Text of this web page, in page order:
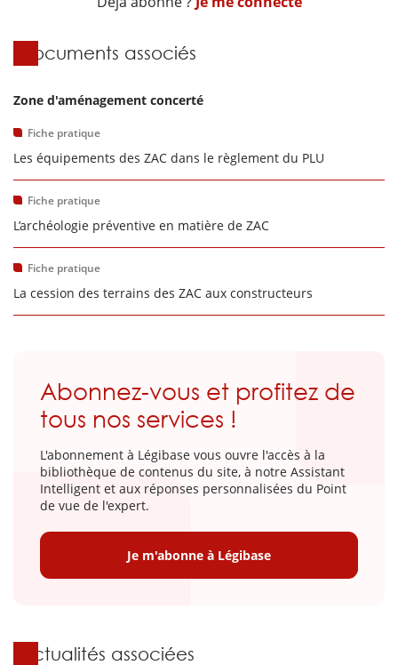
Documents associés
Zone d'aménagement concerté
Fiche pratique
Les équipements des ZAC dans le règlement du PLU
Fiche pratique
L’archéologie préventive en matière de ZAC
Fiche pratique
La cession des terrains des ZAC aux constructeurs
Abonnez-vous et profitez de
tous nos services !
L'abonnement à Légibase vous ouvre l'accès à la
bibliothèque de contenus du site, à notre Assistant
Intelligent et aux réponses personnalisées du Point
de vue de l'expert.
Je m'abonne à Légibase
Actualités associées